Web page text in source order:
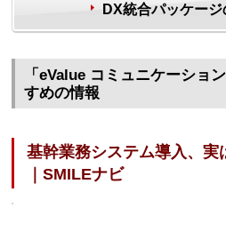
DX統合パッケー
「eValue コミュニケーショ
すめの情報
基幹業務システム導入、実
｜SMILEナビ